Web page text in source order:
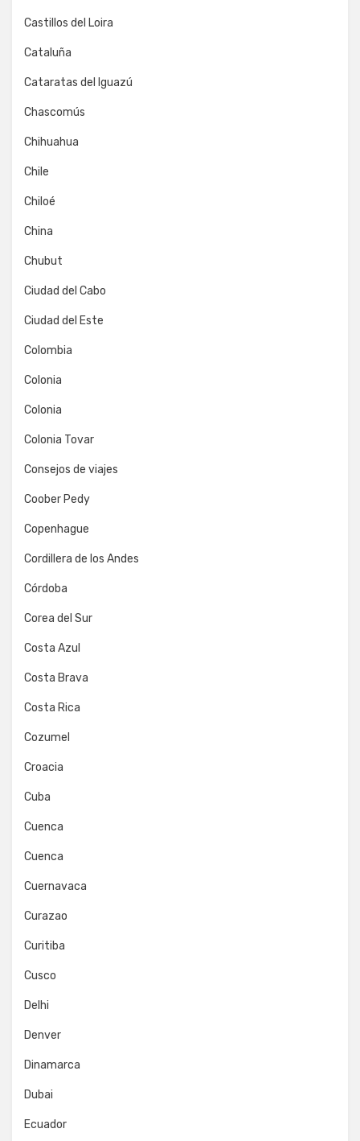
Castillos del Loira
Cataluña
Cataratas del Iguazú
Chascomús
Chihuahua
Chile
Chiloé
China
Chubut
Ciudad del Cabo
Ciudad del Este
Colombia
Colonia
Colonia
Colonia Tovar
Consejos de viajes
Coober Pedy
Copenhague
Cordillera de los Andes
Córdoba
Corea del Sur
Costa Azul
Costa Brava
Costa Rica
Cozumel
Croacia
Cuba
Cuenca
Cuenca
Cuernavaca
Curazao
Curitiba
Cusco
Delhi
Denver
Dinamarca
Dubai
Ecuador